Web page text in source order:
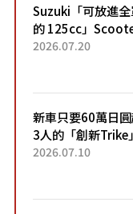
Suzuki「可放進
的 125cc」
目！採用全新流線
2026.07.20
新車只要60萬日
3人的「創新Trike
成為人氣車款！「
2026.07.10